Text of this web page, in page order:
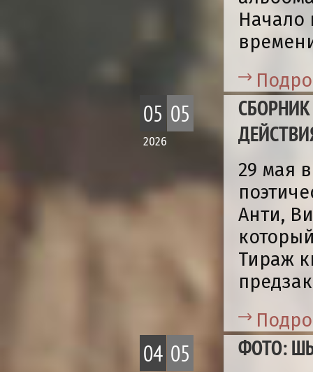
Начало
05 05
2026
29 мая
Анти,
Тираж
04 05 ФОТО: